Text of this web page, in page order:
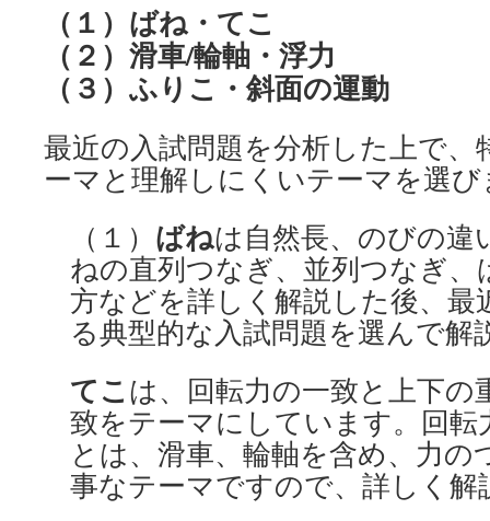
（１）ばね・てこ
（２）滑車/輪軸・浮力
（３）ふりこ・斜面の運動
最近の入試問題を分析した上で
ーマと理解しにくいテーマを選
（１） ばねは自然長、のびの違
ねの直列つなぎ、並列つなぎ
方などを詳しく解説した後、最
る典型的な入試問題を選んで解
てこは、回転力の一致と上下
致をテーマにしています。回
とは、滑車、輪軸を含め、力の
事なテーマですので、詳しく解